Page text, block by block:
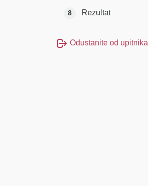
8 Rezultat
Odustanite od upitnika